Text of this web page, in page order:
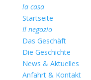
la casa
Startseite
Il negozio
Das Geschäft
Die Geschichte
News & Aktuelles
Anfahrt & Kontakt